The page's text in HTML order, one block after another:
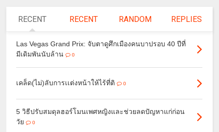
RECENT RECENT RANDOM REPLIES
Las Vegas Grand Prix: จับตาดูศึกเมืองคนบาปรอบ 40 ปีที่
มีเดิมพันนับล้าน
0
เคล็ด(ไม่)ลับการเเต่งหน้าให้ไร้ที่ติ 0
5 วิธีปรับสมดุลฮอร์โมนเพศหญิงและช่วยลดปัญหาแก่ก่อน
วัย
0